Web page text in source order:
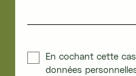
En cochant cette
données